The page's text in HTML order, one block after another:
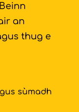
an
thug e
sùmadh